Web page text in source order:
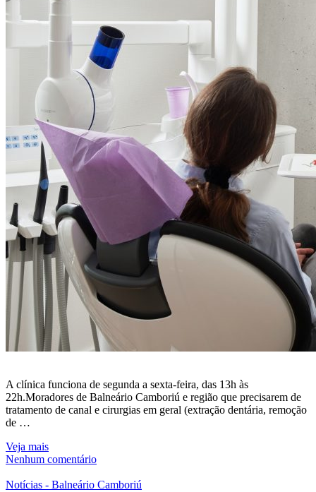
A clínica funciona de segunda a sexta-feira, das 13h às
22h.Moradores de Balneário Camboriú e região que precisarem de
tratamento de canal e cirurgias em geral (extração dentária, remoção
de …
Veja mais
Nenhum comentário
Notícias - Balneário Camboriú